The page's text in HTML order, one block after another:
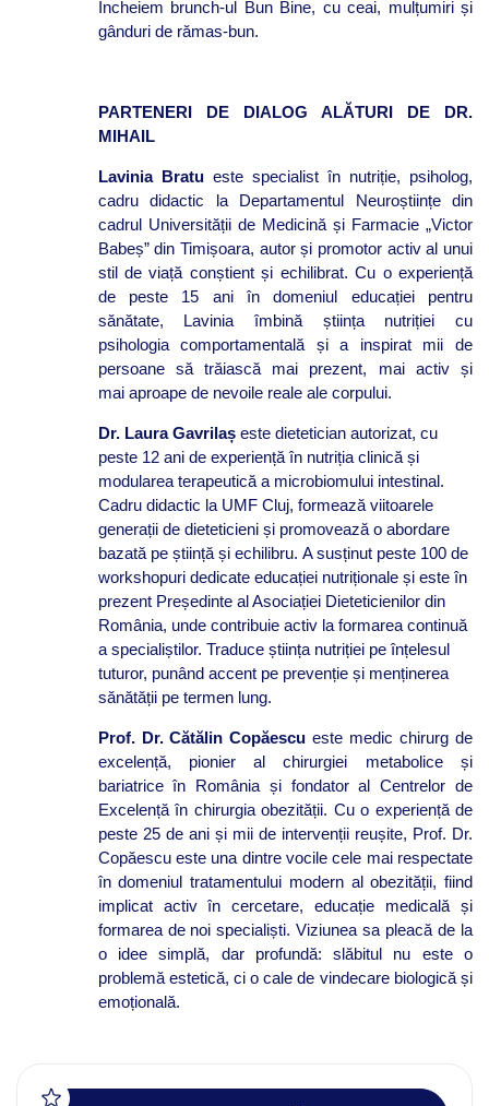
Încheiem brunch-ul Bun Bine, cu ceai, mulțumiri și
gânduri de rămas-bun.
PARTENERI DE DIALOG ALĂTURI DE DR.
MIHAIL
Lavinia Bratueste specialist în nutriție, psiholog,
cadru didactic la Departamentul Neuroștiințe din
cadrul Universității de Medicină și Farmacie „Victor
Babeș” din Timișoara, autor și promotor activ al unui
stil de viață conștient și echilibrat. Cu o experiență
de peste 15 ani în domeniul educației pentru
sănătate, Lavinia îmbină știința nutriției cu
psihologia comportamentală și a inspirat mii de
persoane să trăiască mai prezent, mai activ și
mai aproape de nevoile reale ale corpului.
Dr. Laura Gavrilașeste dietetician autorizat, cu
peste 12 ani de experiență în nutriția clinică și
modularea terapeutică a microbiomului intestinal.
Cadru didactic la UMF Cluj, formează viitoarele
generații de dieteticieni și promovează o abordare
bazată pe știință și echilibru. A susținut peste 100 de
workshopuri dedicate educației nutriționale și este în
prezent Președinte al Asociației Dieteticienilor din
România, unde contribuie activ la formarea continuă
a specialiștilor. Traduce știința nutriției pe înțelesul
tuturor, punând accent pe prevenție și menținerea
sănătății pe termen lung.
Prof. Dr. Cătălin Copăescu este medic chirurg de
excelență, pionier al chirurgiei metabolice și
bariatrice în România și fondator al Centrelor de
Excelență în chirurgia obezității. Cu o experiență de
peste 25 de ani și mii de intervenții reușite, Prof. Dr.
Copăescu este una dintre vocile cele mai respectate
în domeniul tratamentului modern al obezității, fiind
implicat activ în cercetare, educație medicală și
formarea de noi specialiști. Viziunea sa pleacă de la
o idee simplă, dar profundă: slăbitul nu este o
problemă estetică, ci o cale de vindecare biologică și
emoțională.